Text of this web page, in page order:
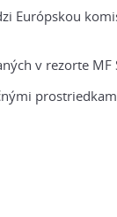
Európskou
v rezorte